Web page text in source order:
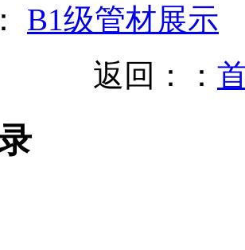
B1级管材展示
返回：：